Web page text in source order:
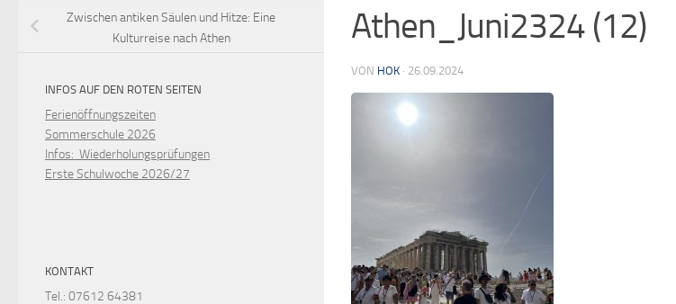
Athen_Juni2324 (12)
VON HOK · 26.09.2024
Zwischen antiken Säulen und Hitze: Eine
Kulturreise nach Athen
INFOS AUF DEN ROTEN SEITEN
Ferienöffnungszeiten
Sommerschule 2026
Infos: Wiederholungsprüfungen
Erste Schulwoche 2026/27
KONTAKT
Tel.: 07612 64381